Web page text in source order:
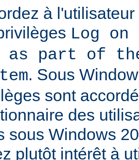
à
Log
as part of
. Sous
sont
des
sous Windows
plutôt intérêt à